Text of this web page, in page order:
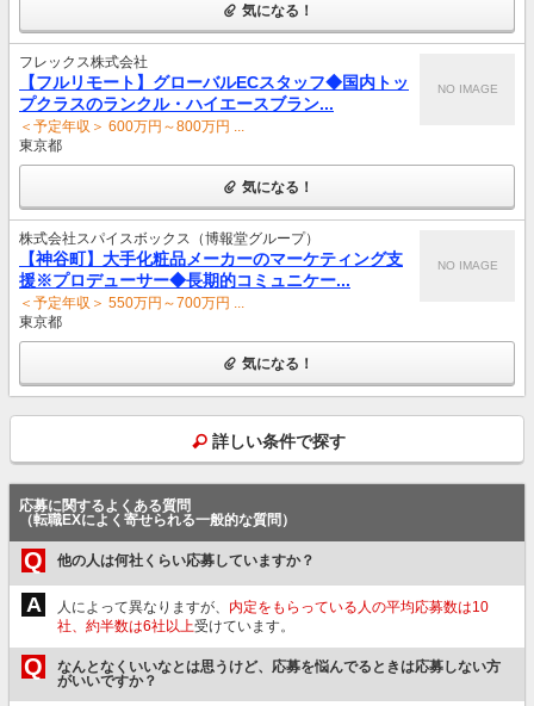
気になる！
フレックス株式会社
【フルリモート】グローバルECスタッフ◆国内トッ
プクラスのランクル・ハイエースブラン...
＜予定年収＞ 600万円～800万円 ...
東京都
NO IMAGE
気になる！
株式会社スパイスボックス（博報堂グループ）
【神谷町】大手化粧品メーカーのマーケティング支
援※プロデューサー◆長期的コミュニケー...
＜予定年収＞ 550万円～700万円 ...
東京都
NO IMAGE
気になる！
詳しい条件で探す
応募に関するよくある質問
（転職EXによく寄せられる一般的な質問）
Q 他の人は何社くらい応募していますか？
A 人によって異なりますが、 内定をもらっている人の平均応募数は10
社、約半数は6社以上受けています。
Q
なんとなくいいなとは思うけど、応募を悩んでるときは応募しない方
がいいですか？